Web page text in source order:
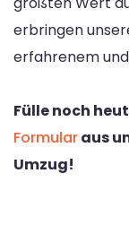
erbringen
erfahrenem
Fülle noch
Formularaus
Umzug!